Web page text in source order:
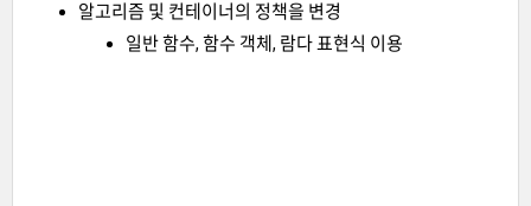
알고리즘 및 컨테이너의 정책을 변경
일반 함수, 함수 객체, 람다 표현식 이용